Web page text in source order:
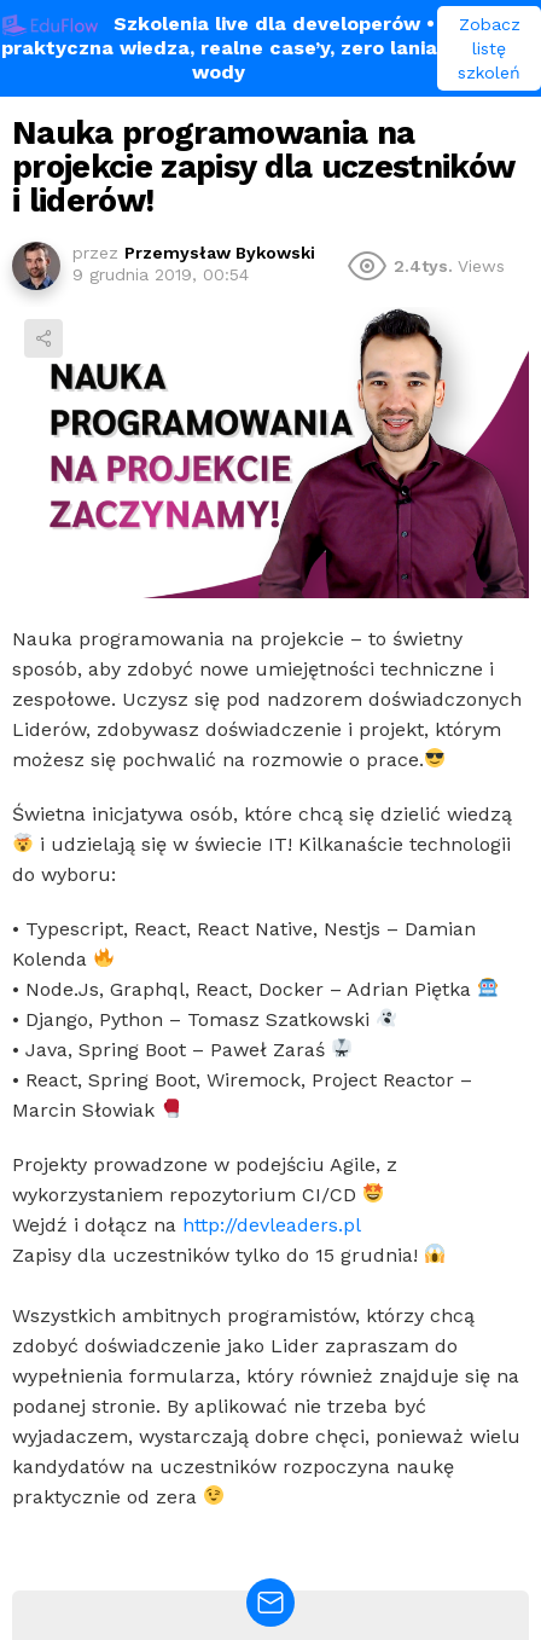
Szkolenia live dla developerów•
praktyczna wiedza, realne case’y, zero lania
wody
Zobacz
listę
szkoleń
Nauka programowania na
projekcie zapisy dla uczestników
i liderów!
przez Przemysław Bykowski
9 grudnia 2019, 00:54
2.4tys. Views
Nauka programowania na projekcie – to świetny
sposób, aby zdobyć nowe umiejętności techniczne i
zespołowe. Uczysz się pod nadzorem doświadczonych
Liderów, zdobywasz doświadczenie i projekt, którym
możesz się pochwalić na rozmowie o prace.
Świetna inicjatywa osób, które chcą się dzielić wiedzą
i udzielają się w świecie IT! Kilkanaście technologii
do wyboru:
• Typescript, React, React Native, Nestjs – Damian
Kolenda
• Node.Js, Graphql, React, Docker – Adrian Piętka
• Django, Python – Tomasz Szatkowski
• Java, Spring Boot – Paweł Zaraś
• React, Spring Boot, Wiremock, Project Reactor –
Marcin Słowiak
Projekty prowadzone w podejściu Agile, z
wykorzystaniem repozytorium CI/CD
Wejdź i dołącz na http://devleaders.pl
Zapisy dla uczestników tylko do 15 grudnia!
Wszystkich ambitnych programistów, którzy chcą
zdobyć doświadczenie jako Lider zapraszam do
wypełnienia formularza, który również znajduje się na
podanej stronie. By aplikować nie trzeba być
wyjadaczem, wystarczają dobre chęci, ponieważ wielu
kandydatów na uczestników rozpoczyna naukę
praktycznie od zera